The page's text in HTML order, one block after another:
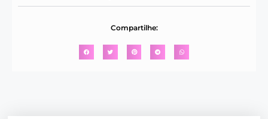
Compartilhe: